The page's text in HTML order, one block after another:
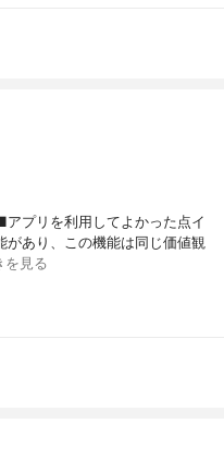
プリを利用してよかった点イ
があり、この機能は同じ価値観
を見る